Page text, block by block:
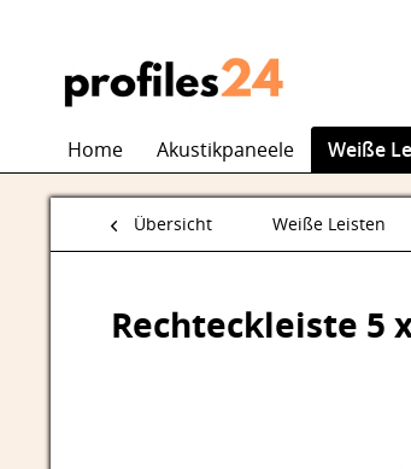
Home Akustikpaneele Weiße
Übersicht Weiße Leisten
Rechteckleiste 5